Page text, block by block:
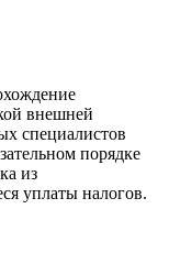
внешней
специалистов
порядке
из
уплаты налогов.